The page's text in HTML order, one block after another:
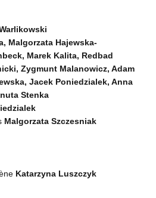
Malgorzata Hajewska-
Marek Kalita, Redbad
Zygmunt Malanowicz, Adam
Jacek Poniedzialek, Anna
Stenka
Malgorzata Szczesniak
Katarzyna Luszczyk